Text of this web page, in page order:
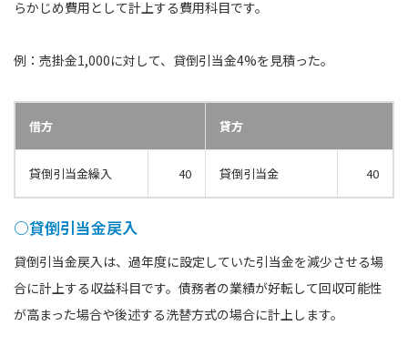
らかじめ費用として計上する費用科目です。
例：売掛金1,000に対して、貸倒引当金4%を見積った。
借方 貸方
貸倒引当金繰入 40 貸倒引当金 40
○貸倒引当金戻入
貸倒引当金戻入は、過年度に設定していた引当金を減少させる場
合に計上する収益科目です。債務者の業績が好転して回収可能性
が高まった場合や後述する洗替方式の場合に計上します。